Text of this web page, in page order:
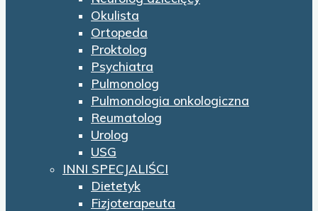
Okulista
Ortopeda
Proktolog
Psychiatra
Pulmonolog
Pulmonologia onkologiczna
Reumatolog
Urolog
USG
INNI SPECJALIŚCI
Dietetyk
Fizjoterapeuta